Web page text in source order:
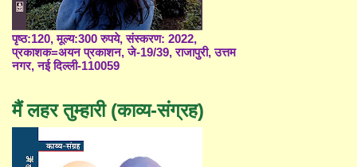
पृष्ठ:120, मूल्य:300 रुपये, संस्करण: 2022,
प्रकाशक=अयन प्रकाशन, जे-19/39, राजापुरी, उत्तम
नगर, नई दिल्ली-110059
मैं लहर तुम्हारी (काव्य-संग्रह)